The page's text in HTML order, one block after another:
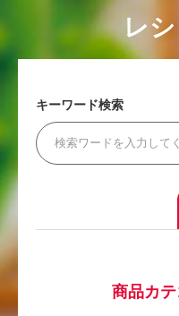
レ
キーワード検索
商品カ